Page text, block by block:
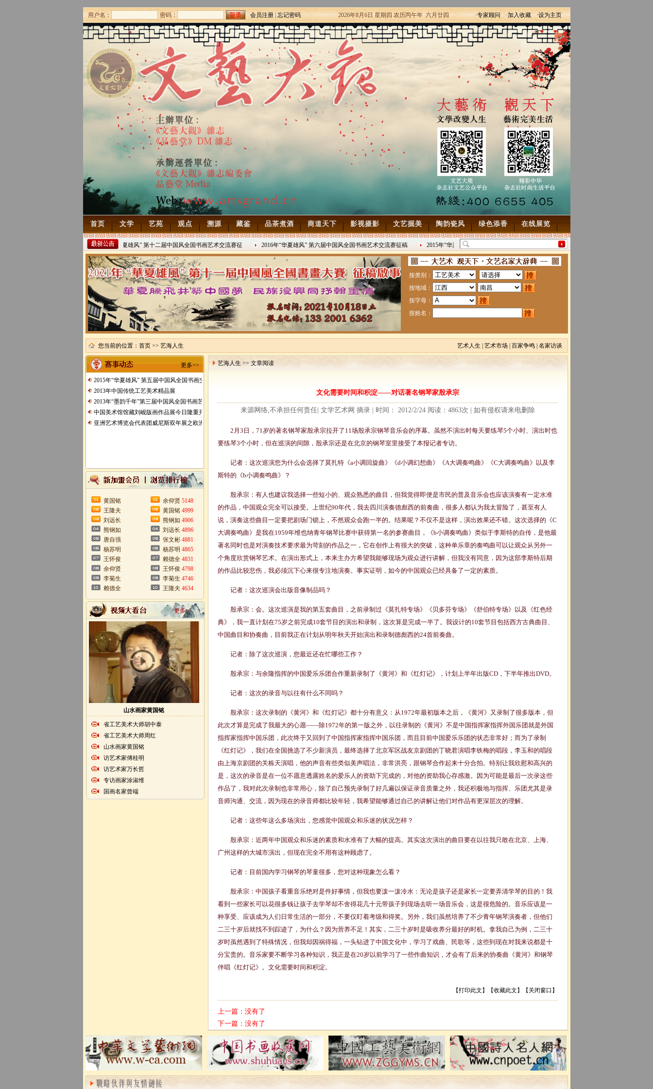
用户名： 密码： 会员注册|忘记密码 2026年8月6日 星期四 农历丙午年 六月廿四 ·专家顾问 ·加入收藏 ·设为主页
首页 文学 艺苑 观点 溯源 藏鉴 品茶煮酒 商道天下 影视摄影 文艺掘美 陶韵瓷风 绿色添香 在线展览
2022年“华夏雄风” 第十二届中国风全国书画艺术交流赛征
稿2021/8/15
2016年“华夏雄风” 第六届中国风全国书画艺术交流赛征稿
2016/8/27
2015年“华夏雄风” 第五届中国风全国书画交流赛暨纪念抗
日战争胜利70周年书画展7月28日起征稿2015/7/28
按类别：
按地域：
按字母：
按姓名：
您当前的位置： 首页>> 艺海人生 艺术人生 艺术市场| 百家争鸣| 名家访谈
更多>>
2015年“华夏雄风” 第五届中国风全国书画交流赛暨纪念抗日战争胜利70周年书画展7月28日起征稿
2013年中国传统工艺美术精品展
2013年“墨韵千年”第三届中国风全国书画艺术交流赛征稿
中国美术馆馆藏刘岘版画作品展今日隆重开展
亚洲艺术博览会代表团威尼斯双年展之欧洲行
黄国铭
王隆夫
刘远长
熊钢如
唐自强
杨苏明
王怀俊
余仰贤
李菊生
赖德全
余仰贤 5148
黄国铭 4999
熊钢如 4906
刘远长 4896
张文彬 4881
杨苏明 4865
赖德全 4831
王怀俊 4798
李菊生 4746
王隆夫 4634
更多>>
山水画家黄国铭
省工艺美术大师胡中泰
省工艺美术大师周红
山水画家黄国铭
访艺术家傅桂明
访艺术家万长哲
专访画家涂淑维
国画名家曾端
艺海人生 >> 文章阅读
文化需要时间和积淀——对话著名钢琴家殷承宗
来源网络,不承担任何责任| 文学艺术网 摘录 | 时间： 2012/2/24 阅读：4863次 | 如有侵权请来电删除
2月3日，71岁的著名钢琴家殷承宗拉开了11场殷承宗钢琴音乐会的序幕。虽然不演出时每天要练琴5个小时、演出时也
要练琴3个小时，但在巡演的间隙，殷承宗还是在北京的钢琴室里接受了本报记者专访。
记者：这次巡演您为什么会选择了莫扎特《a小调回旋曲》《d小调幻想曲》《A大调奏鸣曲》《C大调奏鸣曲》以及李
斯特的《b小调奏鸣曲》？
殷承宗：有人也建议我选择一些短小的、观众熟悉的曲目，但我觉得即便是市民的普及音乐会也应该演奏有一定水准
的作品，中国观众完全可以接受。上世纪90年代，我去四川演奏德彪西的前奏曲，很多人都认为我太冒险了，甚至有人
说，演奏这些曲目一定要把剧场门锁上，不然观众会跑一半的。结果呢？不仅不是这样，演出效果还不错。这次选择的《C
大调奏鸣曲》是我在1959年维也纳青年钢琴比赛中获得第一名的参赛曲目，《b小调奏鸣曲》类似于李斯特的自传，是他最
著名同时也是对演奏技术要求最为苛刻的作品之一，它在创作上有很大的突破，这种单乐章的奏鸣曲可以让观众从另外一
个角度欣赏钢琴艺术。在演出形式上，本来主办方希望我能够现场为观众进行讲解，但我没有同意，因为这部李斯特后期
的作品比较悲伤，我必须沉下心来很专注地演奏。事实证明，如今的中国观众已经具备了一定的素质。
记者：这次巡演会出版音像制品吗？
殷承宗：会。这次巡演是我的第五套曲目，之前录制过《莫扎特专场》《贝多芬专场》《舒伯特专场》以及《红色经
典》，我一直计划在75岁之前完成10套节目的演出和录制，这次算是完成一半了。我设计的10套节目包括西方古典曲目、
中国曲目和协奏曲，目前我正在计划从明年秋天开始演出和录制德彪西的24首前奏曲。
记者：除了这次巡演，您最近还在忙哪些工作？
殷承宗：与余隆指挥的中国爱乐乐团合作重新录制了《黄河》和《红灯记》，计划上半年出版CD，下半年推出DVD。
记者：这次的录音与以往有什么不同吗？
殷承宗：这次录制的《黄河》和《红灯记》都十分有意义：从1972年最初版本之后，《黄河》又录制了很多版本，但
此次才算是完成了我最大的心愿——除1972年的第一版之外，以往录制的《黄河》不是中国指挥家指挥外国乐团就是外国
指挥家指挥中国乐团，此次终于又回到了中国指挥家指挥中国乐团，而且目前中国爱乐乐团的状态非常好；而为了录制
《红灯记》，我们在全国挑选了不少新演员，最终选择了北京军区战友京剧团的丁晓君演唱李铁梅的唱段，李玉和的唱段
由上海京剧团的关栋天演唱，他的声音有些类似美声唱法，非常洪亮，跟钢琴合作起来十分合拍。特别让我欣慰和高兴的
是，这次的录音是在一位不愿意透露姓名的爱乐人的资助下完成的，对他的资助我心存感激。因为可能是最后一次录这些
作品了，我对此次录制也非常用心，除了自己预先录制了好几遍以保证录音质量之外，我还积极地与指挥、乐团尤其是录
音师沟通、交流，因为现在的录音师都比较年轻，我希望能够通过自己的讲解让他们对作品有更深层次的理解。
记者：这些年这么多场演出，您感觉中国观众和乐迷的状况怎样？
殷承宗：近两年中国观众和乐迷的素质和水准有了大幅的提高。其实这次演出的曲目要在以往我只敢在北京、上海、
广州这样的大城市演出，但现在完全不用有这种顾虑了。
记者：目前国内学习钢琴的琴童很多，您对这种现象怎么看？
殷承宗：中国孩子看重音乐绝对是件好事情，但我也要泼一泼冷水：无论是孩子还是家长一定要弄清学琴的目的！我
看到一些家长可以花很多钱让孩子去学琴却不舍得花几十元带孩子到现场去听一场音乐会，这是很危险的。音乐应该是一
种享受、应该成为人们日常生活的一部分，不要仅盯着考级和得奖。另外，我们虽然培养了不少青年钢琴演奏者，但他们
二三十岁后就找不到踪迹了，为什么？因为营养不足！其实，二三十岁时是吸收养分最好的时机。拿我自己为例，二三十
岁时虽然遇到了特殊情况，但我却因祸得福，一头钻进了中国文化中，学习了戏曲、民歌等，这些到现在对我来说都是十
分宝贵的。音乐家要不断学习各种知识，我正是在20岁以前学习了一些作曲知识，才会有了后来的协奏曲《黄河》和钢琴
伴唱《红灯记》。文化需要时间和积淀。
【打印此文 】【收藏此文 】【 关闭窗口 】
上一篇：没有了
下一篇：没有了